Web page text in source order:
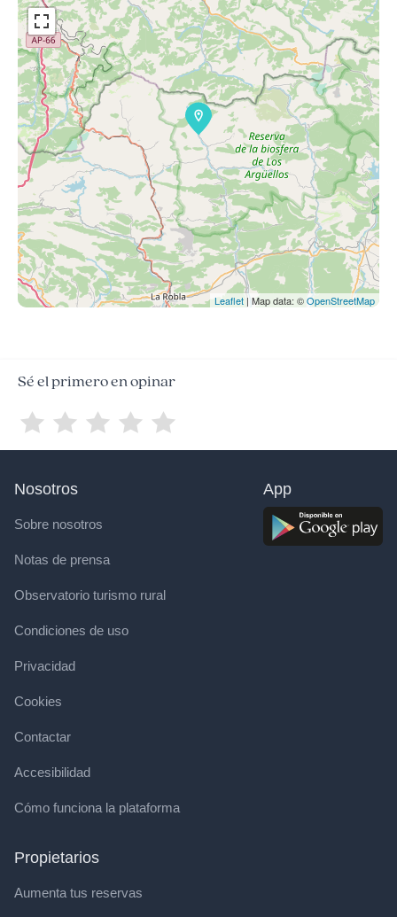
Leaflet | Map data: ©OpenStreetMap
Sé el primero en opinar
Nosotros
Sobre nosotros
Notas de prensa
Observatorio turismo rural
Condiciones de uso
Privacidad
Cookies
Contactar
Accesibilidad
Cómo funciona la plataforma
Propietarios
Aumenta tus reservas
App